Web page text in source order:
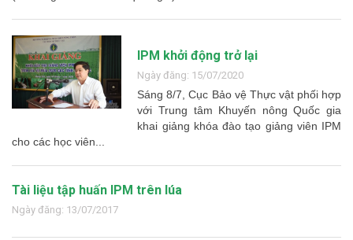
IPM khởi động trở lại
Ngày đăng: 15/07/2020
Sáng 8/7, Cục Bảo vệ Thực vật phối hợp
với Trung tâm Khuyến nông Quốc gia
khai giảng khóa đào tạo giảng viên IPM
cho các học viên...
Tài liệu tập huấn IPM trên lúa
Ngày đăng: 13/07/2017